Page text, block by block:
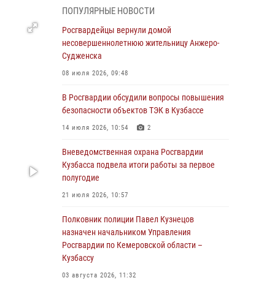
В Кузбассе стартовал чемпионат Сибирского
ордена Жукова округа Росгвардии по
служебно-боевой стрельбе
05 августа 2026, 10:53
дебошира, устроившего конфликт в
медицинском учреждении
05 августа 2026, 09:30
Росгвардейцы задержали участника драки,
причинившего побои оппоненту
05 августа 2026, 08:50
общественного порядка на городском пляже
05 августа 2026, 08:10
Росгвардейцы в Юрге пресекли попытку
проникновения на территорию частного
ПОПУЛЯРНЫЕ НОВОСТИ
Росгвардейцы вернули домой
несовершеннолетнюю жительницу Анжеро-
Судженска
08 июля 2026, 09:48
В Росгвардии обсудили вопросы повышения
безопасности объектов ТЭК в Кузбассе
14 июля 2026, 10:54 2
Вневедомственная охрана Росгвардии
Кузбасса подвела итоги работы за первое
полугодие
21 июля 2026, 10:57
Полковник полиции Павел Кузнецов
назначен начальником Управления
Росгвардии по Кемеровской области –
Кузбассу
03 августа 2026, 11:32